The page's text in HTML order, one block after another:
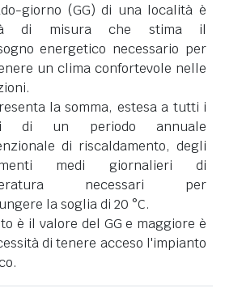
giorno (GG) di una località è
di misura che stima il
energetico necessario per
un clima confortevole nelle
la somma, estesa a tutti i
di un periodo annuale
di riscaldamento, degli
medi giornalieri di
necessari per
la soglia di 20 °C.
è il valore del GG e maggiore è
di tenere acceso l'impianto